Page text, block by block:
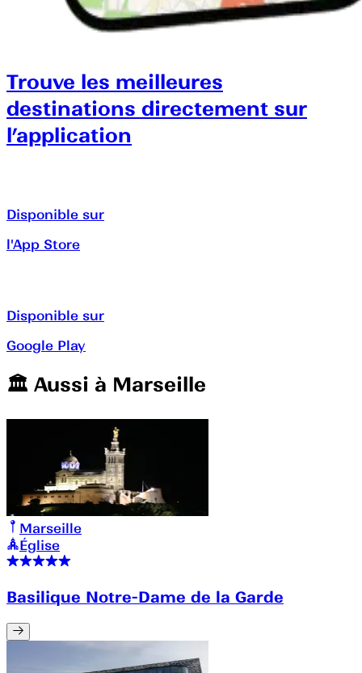
Trouve les meilleures
destinations directement sur
l’application
Disponible sur
l'App Store
Disponible sur
Google Play
🏛️️ Aussi à Marseille
Marseille
Église
Basilique Notre-Dame de la Garde